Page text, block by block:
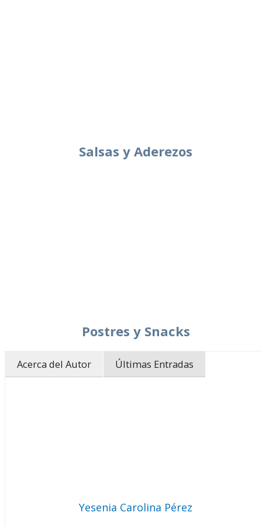
Salsas y Aderezos
Postres y Snacks
Acerca del Autor Últimas Entradas
Yesenia Carolina Pérez